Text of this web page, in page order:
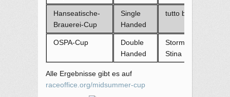
Hanseatische-
Brauerei-Cup
Single
Handed
tutto bene
OSPA-Cup
Double
Handed
Storm
Stina
Alle Ergebnisse gibt es auf
raceoffice.org/midsummer-cup